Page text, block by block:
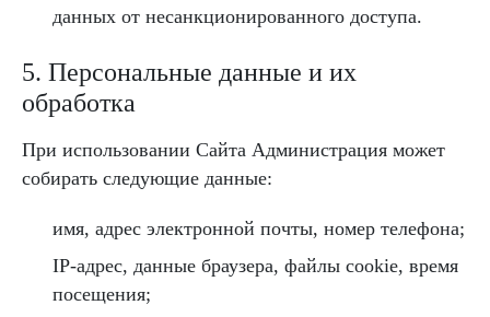
данных от несанкционированного доступа.
5. Персональные данные и их
обработка
При использовании Сайта Администрация может
собирать следующие данные:
имя, адрес электронной почты, номер телефона;
IP-адрес, данные браузера, файлы cookie, время
посещения;